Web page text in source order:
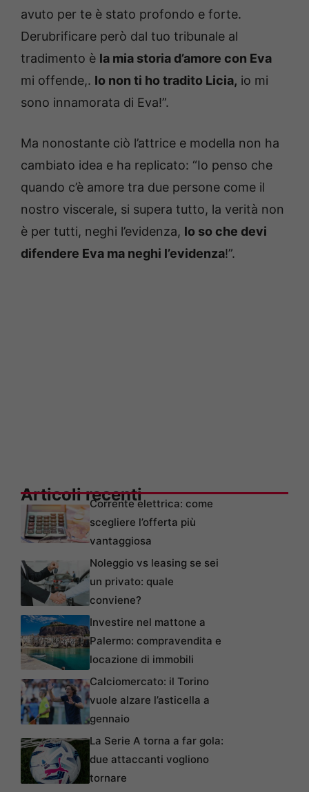
avuto per te è stato profondo e forte.
Derubrificare però dal tuo tribunale al
tradimento è la mia storia d’amore con Eva
mi offende,. Io non ti ho tradito Licia, io mi
sono innamorata di Eva!”.
Ma nonostante ciò l’attrice e modella non ha
cambiato idea e ha replicato: “Io penso che
quando c’è amore tra due persone come il
nostro viscerale, si supera tutto, la verità non
è per tutti, neghi l’evidenza, lo so che devi
difendere Eva ma neghi l’evidenza!”.
Articoli recentiCorrente elettrica: come
scegliere l’offerta più
vantaggiosa
Noleggio vs leasing se sei
un privato: quale
conviene?
Investire nel mattone a
Palermo: compravendita e
locazione di immobili
Calciomercato: il Torino
vuole alzare l’asticella a
gennaio
La Serie A torna a far gola:
due attaccanti vogliono
tornare